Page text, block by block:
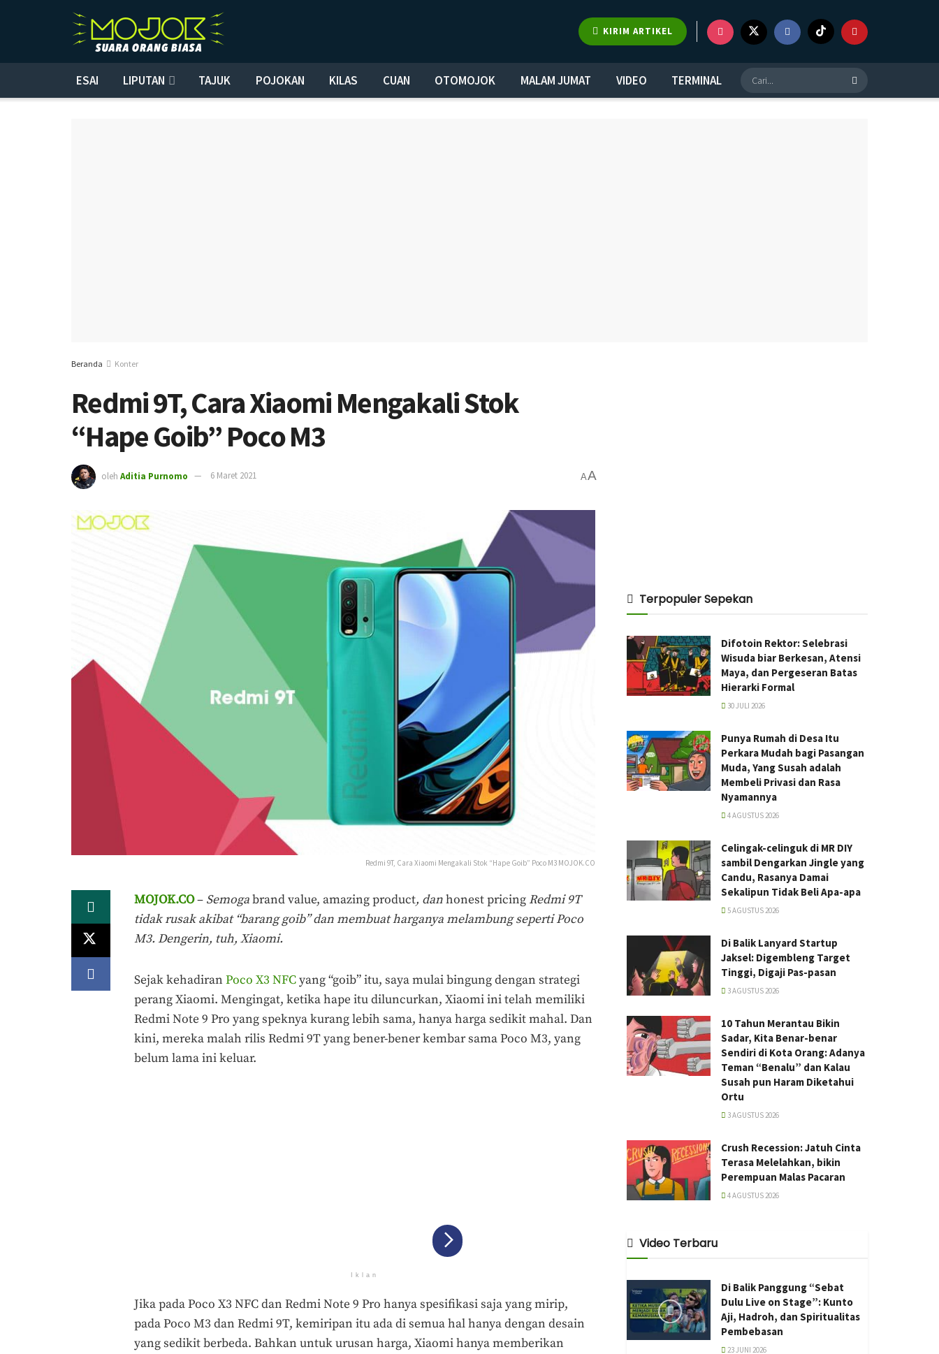
KIRIM ARTIKEL
ESAI LIPUTAN TAJUK POJOKAN KILAS CUAN OTOMOJOK MALAM JUMAT VIDEO TERMINAL
Beranda Konter
Redmi 9T, Cara Xiaomi Mengakali Stok
“Hape Goib” Poco M3
oleh Aditia Purnomo 6 Maret 2021 AA
Redmi 9T, Cara Xiaomi Mengakali Stok “Hape Goib” Poco M3 MOJOK.CO
MOJOK.CO– Semogabrand value, amazing product, danhonest pricing Redmi 9T
tidak rusak akibat “barang goib” dan membuat harganya melambung seperti Poco
M3. Dengerin, tuh, Xiaomi.
Sejak kehadiran Poco X3 NFCyang “goib” itu, saya mulai bingung dengan strategi
perang Xiaomi. Mengingat, ketika hape itu diluncurkan, Xiaomi ini telah memiliki
Redmi Note 9 Pro yang speknya kurang lebih sama, hanya harga sedikit mahal. Dan
kini, mereka malah rilis Redmi 9T yang bener-bener kembar sama Poco M3, yang
belum lama ini keluar.
Iklan
Jika pada Poco X3 NFC dan Redmi Note 9 Pro hanya spesifikasi saja yang mirip,
pada Poco M3 dan Redmi 9T, kemiripan itu ada di semua hal hanya dengan desain
yang sedikit berbeda. Bahkan untuk urusan harga, Xiaomi hanya memberikan
Terpopuler Sepekan
Difotoin Rektor: Selebrasi
Wisuda biar Berkesan, Atensi
Maya, dan Pergeseran Batas
Hierarki Formal
30 JULI 2026
Punya Rumah di Desa Itu
Perkara Mudah bagi Pasangan
Muda, Yang Susah adalah
Membeli Privasi dan Rasa
Nyamannya
4 AGUSTUS 2026
Celingak-celinguk di MR DIY
sambil Dengarkan Jingle yang
Candu, Rasanya Damai
Sekalipun Tidak Beli Apa-apa
5 AGUSTUS 2026
Di Balik Lanyard Startup
Jaksel: Digembleng Target
Tinggi, Digaji Pas-pasan
3 AGUSTUS 2026
10 Tahun Merantau Bikin
Sadar, Kita Benar-benar
Sendiri di Kota Orang: Adanya
Teman “Benalu” dan Kalau
Susah pun Haram Diketahui
Ortu
3 AGUSTUS 2026
Crush Recession: Jatuh Cinta
Terasa Melelahkan, bikin
Perempuan Malas Pacaran
4 AGUSTUS 2026
Video Terbaru
Di Balik Panggung “Sebat
Dulu Live on Stage”: Kunto
Aji, Hadroh, dan Spiritualitas
Pembebasan
23 JUNI 2026